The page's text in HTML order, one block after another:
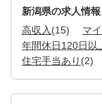
新潟県の求人情
高収入 (15) マ
年間休日120日以
住宅手当あり (2)